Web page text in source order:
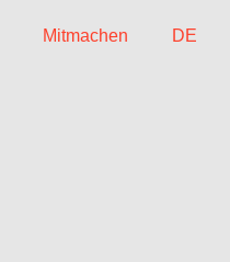
Mitmachen DE